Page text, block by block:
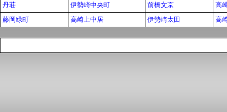
丹荘
伊勢崎中央町 前橋文京
高
藤岡緑町
高崎上中居 伊勢崎太田 高